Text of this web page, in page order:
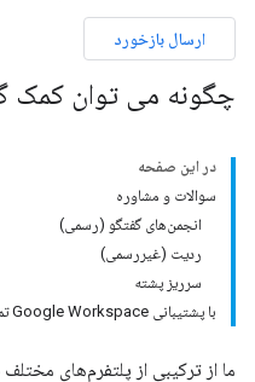
ارسال بازخورد
چگونه می توان کمک
در این صفحه
سوالات و مشاوره
انجمن‌های گفتگو (رسمی)
ردیت (غیررسمی)
سرریز پشته
با پشتیبانی Google Workspace تماس بگیرید
ما از ترکیبی از پلتفرم‌های